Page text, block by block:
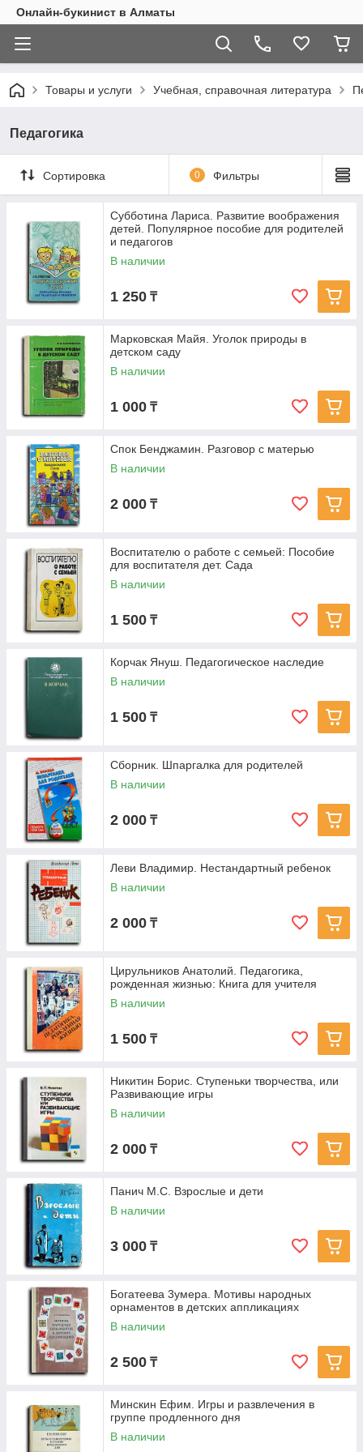
Онлайн-букинист в Алматы
Товары и услуги Учебная, справочная литература
Педагогика
Сортировка 0 Фильтры
Субботина Лариса. Развитие воображения
детей. Популярное пособие для родителей
и педагогов
В наличии
1 250 ₸
Марковская Майя. Уголок природы в
детском саду
В наличии
1 000 ₸
Спок Бенджамин. Разговор с матерью
В наличии
2 000 ₸
Воспитателю о работе с семьей: Пособие
для воспитателя дет. Сада
В наличии
1 500 ₸
Корчак Януш. Педагогическое наследие
В наличии
1 500 ₸
Сборник. Шпаргалка для родителей
В наличии
2 000 ₸
Леви Владимир. Нестандартный ребенок
В наличии
2 000 ₸
Цирульников Анатолий. Педагогика,
рожденная жизнью: Книга для учителя
В наличии
1 500 ₸
Никитин Борис. Ступеньки творчества, или
Развивающие игры
В наличии
2 000 ₸
Панич М.С. Взрослые и дети
В наличии
3 000 ₸
Богатеева 3умера. Мотивы народных
орнаментов в детских аппликациях
В наличии
2 500 ₸
Минскин Ефим. Игры и развлечения в
группе продленного дня
В наличии